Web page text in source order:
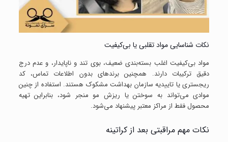
نکات شناسایی مواد تقلبی یا بی‌کیفیت
مواد بی‌کیفیت اغلب بسته‌بندی ضعیف، بوی تند و ناپایدار، و عدم درج
دقیق ترکیبات دارند. همچنین برندهای بدون اطلاعات تماس، کد
ریجستری یا تاییدیه سازمان بهداشت مشکوک هستند. استفاده از چنین
موادی می‌تواند به سوختن یا ریزش مو منجر شود، بنابراین تهیه
محصول فقط از مراکز معتبر پیشنهاد می‌شود.
نکات مهم مراقبتی بعد از کراتینه